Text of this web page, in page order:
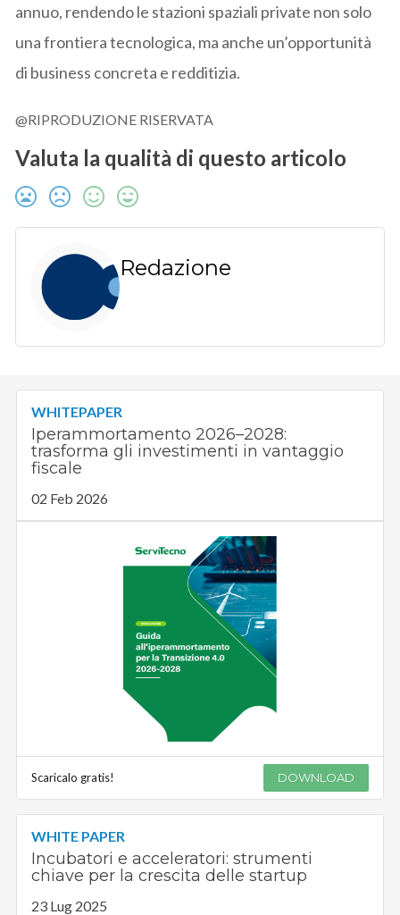
annuo, rendendo le stazioni spaziali private non solo
una frontiera tecnologica, ma anche un’opportunità
di business concreta e redditizia.
@RIPRODUZIONE RISERVATA
Valuta la qualità di questo articolo
Redazione
WHITEPAPER
Iperammortamento 2026–2028:
trasforma gli investimenti in vantaggio
fiscale
02 Feb 2026
Scaricalo gratis! DOWNLOAD
WHITE PAPER
Incubatori e acceleratori: strumenti
chiave per la crescita delle startup
23 Lug 2025